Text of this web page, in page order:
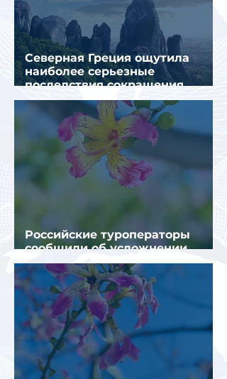
Северная Греция ощутила
наиболее серьезные
последствия сокращения
турпотока из России
Российские туроператоры
сообщили об усложнении
получения виз в Грецию